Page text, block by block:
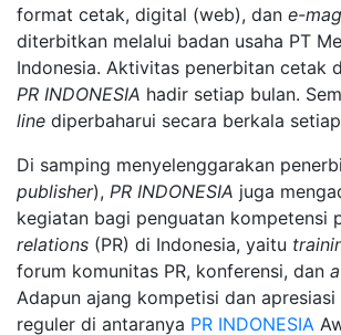
format cetak, digital (web), dan e-
diterbitkan melalui badan usaha PT
Indonesia. Aktivitas penerbitan cetak
PR INDONESIA hadir setiap bulan.
line diperbaharui secara berkala
Di samping menyelenggarakan
publisher), PR INDONESIA juga
kegiatan bagi penguatan kompetensi
relations (PR) di Indonesia, yaitu
forum komunitas PR, konferensi, dan
Adapun ajang kompetisi dan
reguler di antaranya PR INDONESIA